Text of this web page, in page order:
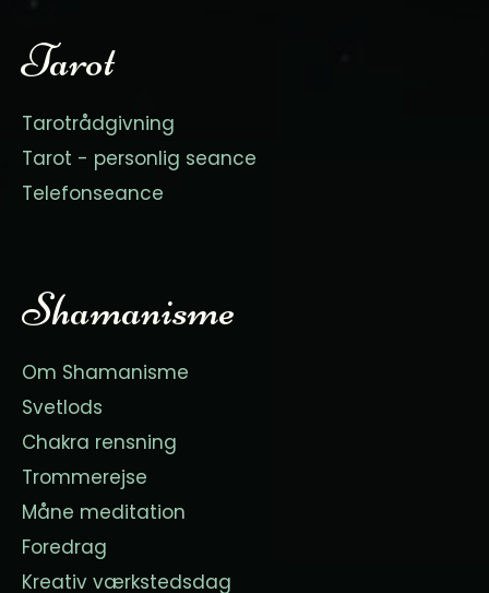
Tarot
Tarotrådgivning
Tarot - personlig seance
Telefonseance
Shamanisme
Om Shamanisme
Svetlods
Chakra rensning
Trommerejse
Måne meditation
Foredrag
Kreativ værkstedsdag